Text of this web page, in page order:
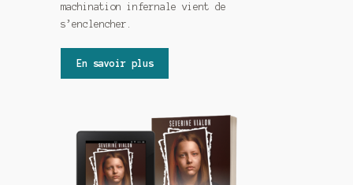
machination infernale vient de
s’enclencher.
En savoir plus